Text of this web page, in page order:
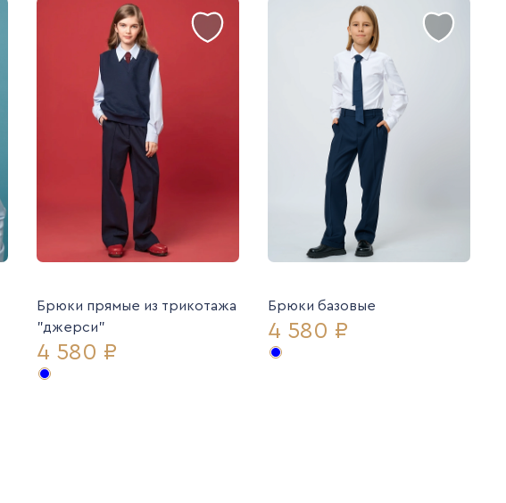
Брюки прямые из трикотажа
"джерси"
4 580 ₽
Брюки базовые
4 580 ₽